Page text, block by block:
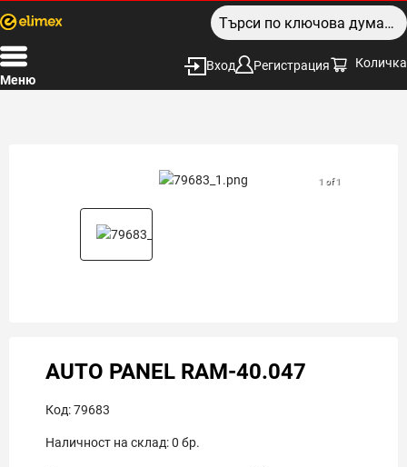
Меню
Вход Регистрация Количка
1 of 1
AUTO PANEL RAM-40.047
Код:79683
Наличност на склад:0 бр.